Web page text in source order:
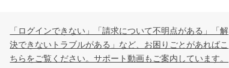
「ログインできない」「請求について不明点がある」「解
決できないトラブルがある」など、お困りごとがあればこ
ちらをご覧ください。サポート動画もご案内しています。